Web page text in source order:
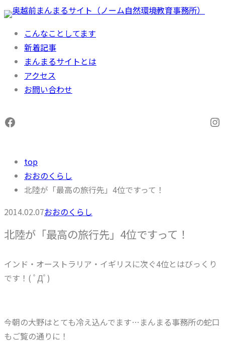
内
こんなことしてます
新着記事
まんまるサイトとは
アクセス
お問い合わせ
Facebook
top
おおのくらし
北陸が「最高の旅行先」4位ですって！
2014.02.07おおのくらし
北陸が「最高の旅行先」4位ですって！
インド・オーストラリア・イギリスに次ぐ4位とはびっくり
です！( ﾟДﾟ)
今朝の大野はとても冷え込んでます…まんまる事務所の蛇口
もご覧の通りに！